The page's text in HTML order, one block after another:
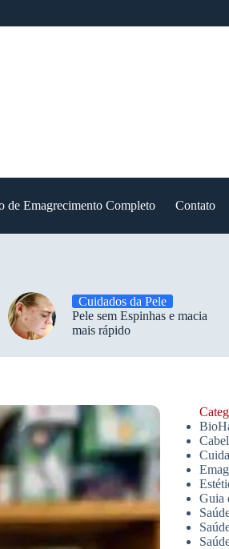
de Emagrecimento Completo Contato
Cuidados da Pele
Pele sem Espinhas e macia
mais rápido
Guia